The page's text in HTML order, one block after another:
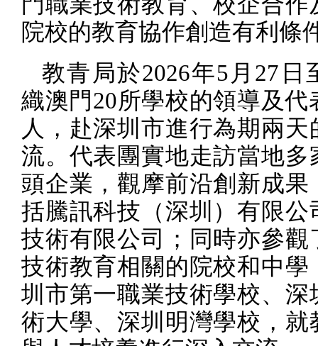
院校的教育協作創造有利條
教青局於2026年5 月 27 日
織澳門20所學校的領導及代
人，赴深圳市進行為期兩天
流。代表團實地走訪當地多
頭企業，觀摩前沿創新成果
括騰訊科技（深圳）有限公
技術有限公司；同時亦參觀
技術教育相關的院校和中學
圳市第一職業技術學校、深
術大學、深圳明灣學校，就